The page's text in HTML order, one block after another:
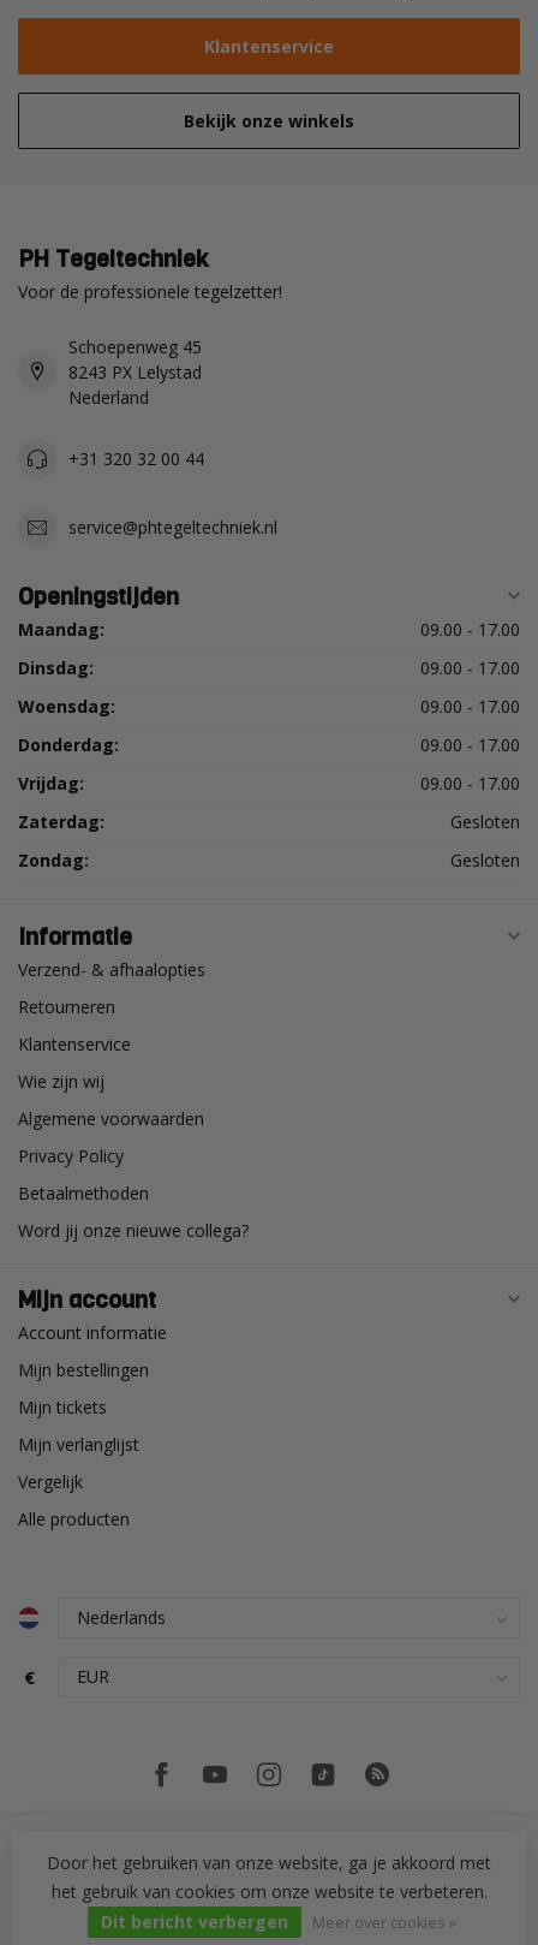
Klantenservice
Bekijk onze winkels
PH Tegeltechniek
Voor de professionele tegelzetter!
Schoepenweg 45
8243 PX Lelystad
Nederland
+31 320 32 00 44
service@phtegeltechniek.nl
Openingstijden
Maandag:
09.00 - 17.00
Dinsdag:
09.00 - 17.00
Woensdag:
09.00 - 17.00
Donderdag:
09.00 - 17.00
Vrijdag:
09.00 - 17.00
Zaterdag:
Gesloten
Zondag:
Gesloten
Informatie
Verzend- & afhaalopties
Retourneren
Klantenservice
Wie zijn wij
Algemene voorwaarden
Privacy Policy
Betaalmethoden
Word jij onze nieuwe collega?
Mijn account
Account informatie
Mijn bestellingen
Mijn tickets
Mijn verlanglijst
Vergelijk
Alle producten
€
© Copyright 2026 PH Tegeltechniek
Door het gebruiken van onze website, ga je akkoord met
het gebruik van cookies om onze website te verbeteren.
Dit bericht verbergen
Meer over cookies »